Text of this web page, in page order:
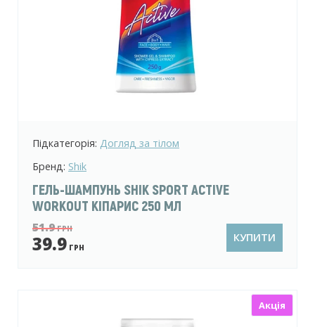
Підкатегорія: Догляд за тілом
Бренд: Shik
ГЕЛЬ-ШАМПУНЬ SHIK SPORT ACTIVE
WORKOUT КІПАРИС 250 МЛ
51.9ГРН
39.9 ГРН
КУПИТИ
Акція